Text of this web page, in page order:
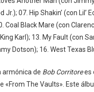
Jr.); 07. Hip Shakin’ (con Lil’
Coal Black Mare (con
Karl); 13. My Fault (con
Dotson); 16. West Texas
armónica de Bob Corritorees
«From The Vaults». Este